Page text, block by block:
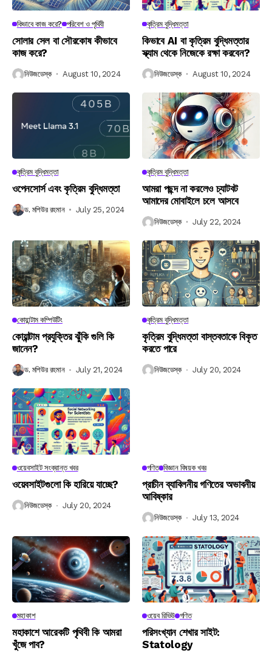
কিভাবে কাজ করে? পরিবেশ ও পৃথিবী
সোলার সেল বা সৌরকোষ কীভাবে
কাজ করে?
নিউজডেস্ক August 10, 2024
কৃত্রিম বুদ্ধিমত্তা
কিভাবে AI বা কৃত্রিম বুদ্ধিমত্তার
স্ক্যাম থেকে নিজেকে রক্ষা করবেন?
নিউজডেস্ক August 10, 2024
কৃত্রিম বুদ্ধিমত্তা
ওপেনসোর্স এবং কৃত্রিম বুদ্ধিমত্তা
ড. মশিউর রহমান July 25, 2024
কৃত্রিম বুদ্ধিমত্তা
আমরা পছন্দ না করলেও চ্যাটবট
আমাদের মোবাইলে চলে আসবে
নিউজডেস্ক July 22, 2024
কোয়ান্টাম কম্পিউটিং
কোয়ান্টাম প্রযুক্তির ঝুঁকি গুলি কি
জানেন?
ড. মশিউর রহমান July 21, 2024
কৃত্রিম বুদ্ধিমত্তা
কৃত্রিম বুদ্ধিমত্তা বাস্তবতাকে বিকৃত
করতে পারে
নিউজডেস্ক July 20, 2024
ওয়েবসাইট সংক্রান্ত খবর
ওয়েবসাইটগুলো কি হারিয়ে যাচ্ছে?
নিউজডেস্ক July 20, 2024
গণিত বিজ্ঞান বিষয়ক খবর
প্রাচীন ব্যাবিলনীয় গণিতের অভাবনীয়
আবিষ্কার
নিউজডেস্ক July 13, 2024
মহাকাশ
মহাকাশে আরেকটি পৃথিবী কি আমরা
খুঁজে পাব?
ওয়েব রিভিউ গণিত
পরিসংখ্যান শেখার সাইট:
Statology